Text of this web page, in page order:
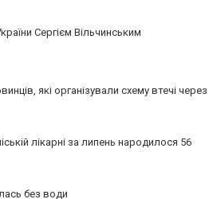
Сергієм Вільчинським
які організували схему втечі через
лікарні за липень народилося 56
без води